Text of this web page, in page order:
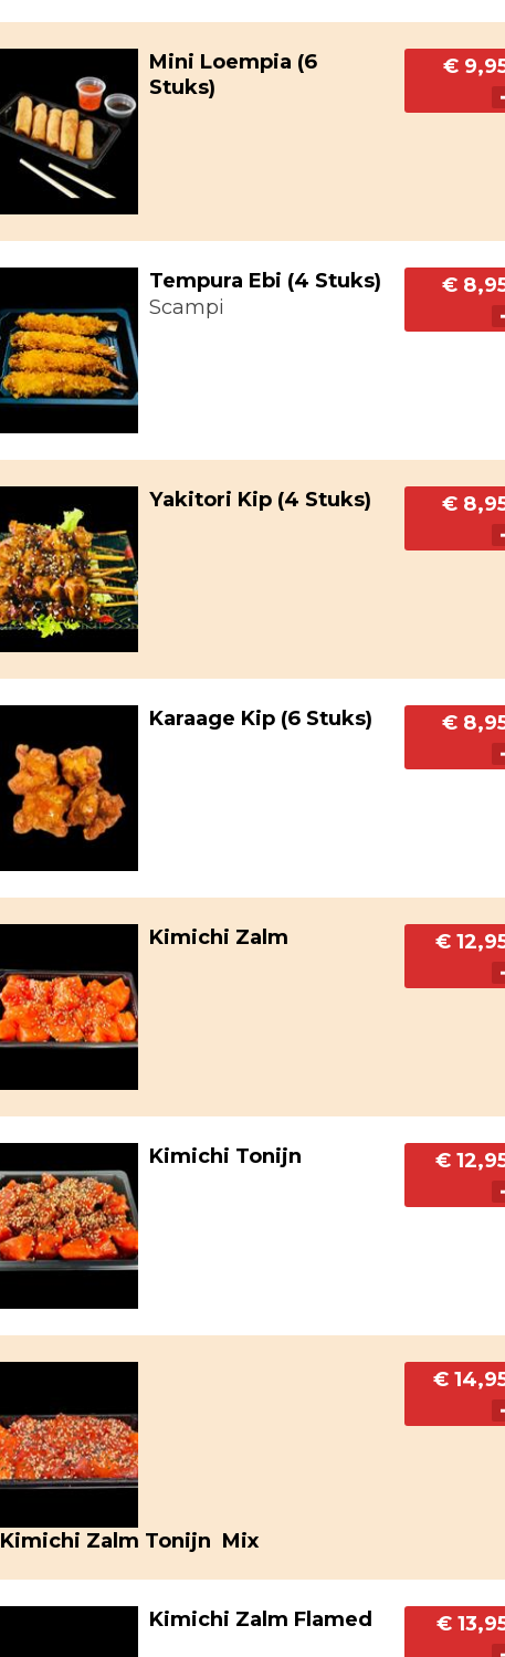
Mini Loempia (6
Stuks)
€
Tempura Ebi (4 Stuks)
Scampi
€
Yakitori Kip (4 Stuks) €
Karaage Kip (6 Stuks) €
Kimichi Zalm €
Kimichi Tonijn €
Kimichi Zalm Tonijn Mix
€
Kimichi Zalm Flamed €